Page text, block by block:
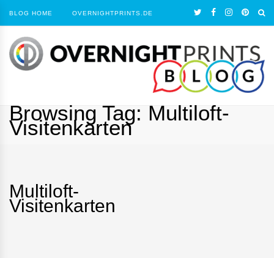
BLOG HOME OVERNIGHTPRINTS.DE
Browsing Tag: Multiloft-
Visitenkarten
Multiloft-
Visitenkarten